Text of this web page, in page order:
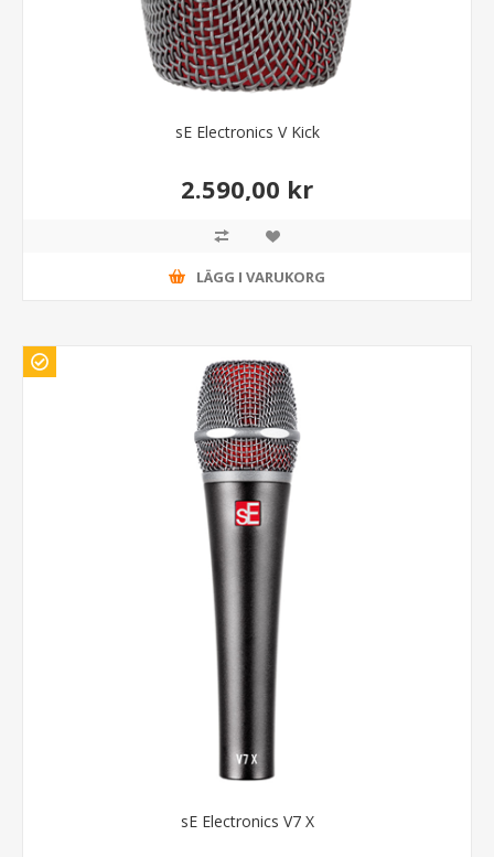
sE Electronics V Kick
2.590,00 kr
LÄGG I VARUKORG
sE Electronics V7 X